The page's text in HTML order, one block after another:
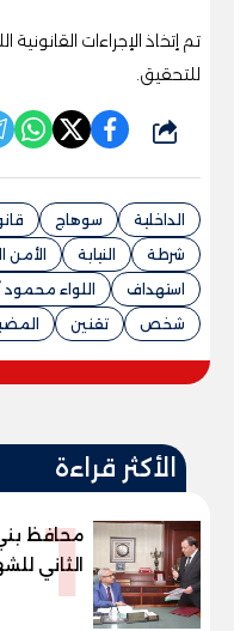
تم إتخاذ الإجراءات
للتحقيق.
شارك
الداخلية سوهاج
شرطة
النيابة الأمن
استهداف
اللواء محمود
شخص
تقنين
الأكثر قراءة
1
محافظ
الثاني